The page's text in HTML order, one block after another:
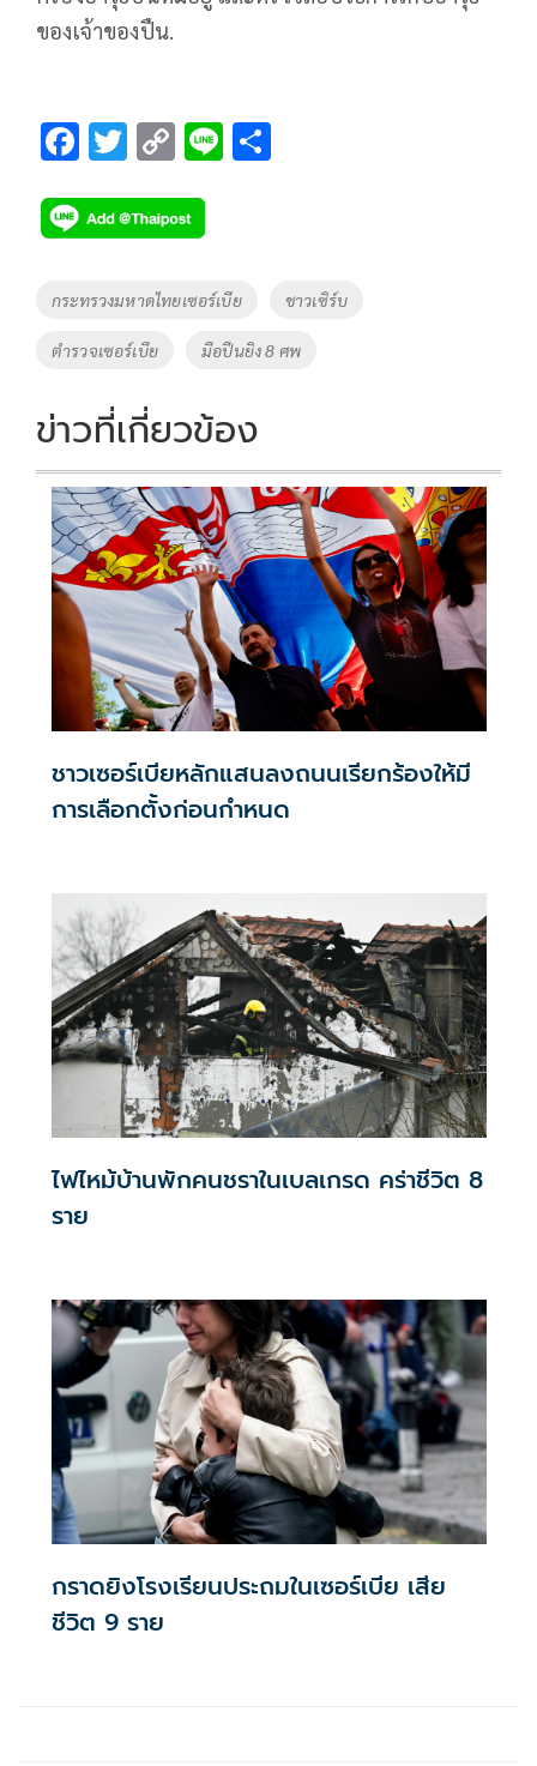
ของเจ้าของปืน.
F
e
b
o
k
T
tt
er
C
p
y
Li
Li
Tags
กระทรวงมหาดไทยเซอร์เบีย ชาวเซิร์บ
ตำรวจเซอร์เบีย มือปืนยิง 8 ศพ
ข่าวที่เกี่ยวข้อง
ชาวเซอร์เบียหลักแสนลงถนนเรียกร้องให้มี
การเลือกตั้งก่อนกำหนด
ไฟไหม้บ้านพักคนชราในเบลเกรด คร่าชีวิต 8
ราย
กราดยิงโรงเรียนประถมในเซอร์เบีย เสีย
ชีวิต 9 ราย